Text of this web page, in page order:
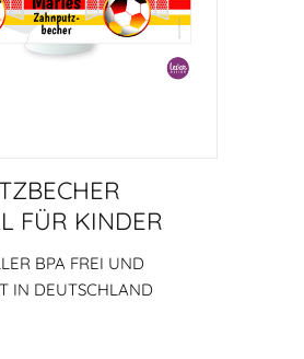
FÜR KINDER
BPA FREI UND
IN DEUTSCHLAND